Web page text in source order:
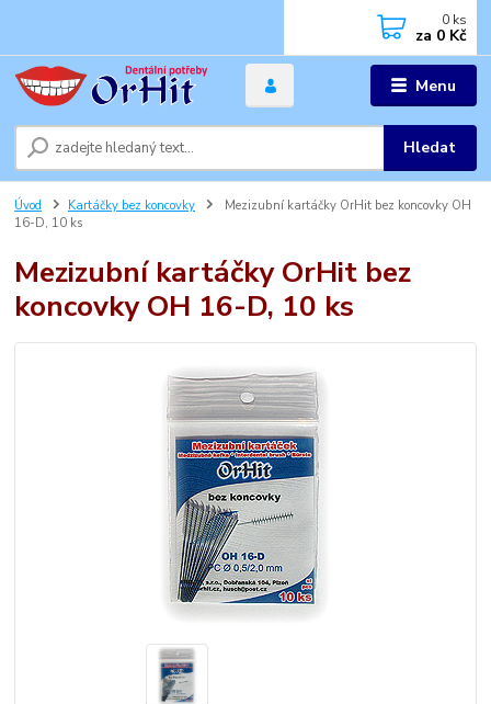
Menu
Hledat
0 ks
za 0 Kč
Úvod Kartáčky bez koncovky
Mezizubní kartáčky OrHit bez koncovky OH
16-D, 10 ks
Mezizubní kartáčky OrHit bez
koncovky OH 16-D, 10 ks